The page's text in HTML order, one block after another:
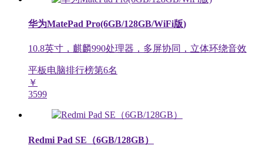
华为MatePad Pro(6GB/128GB/WiFi版)
10.8英寸，麒麟990处理器，多屏协同，立体环绕音效
平板电脑排行榜第6名
￥
3599
Redmi Pad SE（6GB/128GB）